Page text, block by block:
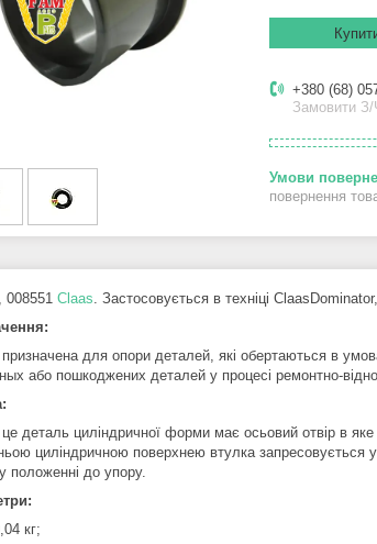
+380 (68)
Замовити
повернення
008551 Claas. Застосовується в техніці
для опори деталей, які обертаються в
або пошкоджених деталей у процесі ремонтно-
деталь циліндричної форми має осьовий отвір в
циліндричною поверхнею втулка запресовується
положенні до упору.
кг;